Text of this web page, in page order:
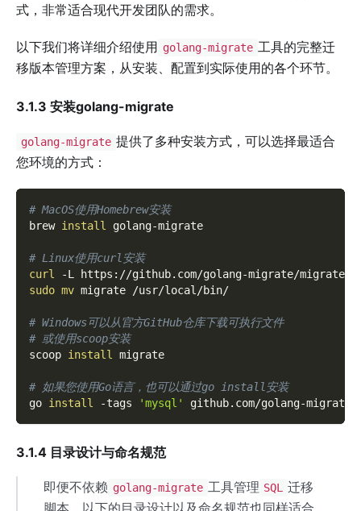
式，非常适合现代开发团队的需求。
以下我们将详细介绍使用 golang-migrate 工具的完整迁
移版本管理方案，从安装、配置到实际使用的各个环节。
3.1.3 安装golang-migrate
golang-migrate 提供了多种安装方式，可以选择最适合
您环境的方式：
# MacOS使用Homebrew安装
brew install golang-migrate
# Linux使用curl安装
curl
-L
https://github.com/golang-migrate/migrate/
sudo mv migrate /usr/local/bin/
# Windows可以从官方GitHub仓库下载可执行文件
# 或使用scoop安装
scoop install migrate
# 如果您使用Go语言，也可以通过go install安装
go install -tags 'mysql' github.com/golang-
3.1.4 目录设计与命名规范
即便不依赖 golang-migrate 工具管理 SQL
迁移
脚本，以下的目录设计以及命名规范也同样适合